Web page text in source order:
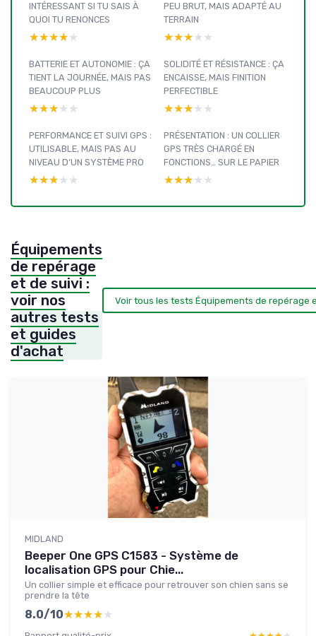
INTÉRESSANT SI TU SAIS À
QUOI TU RENONCES
★★★★★
★★★★★
PEU BRUT, MAIS ADAPTÉ AU
TERRAIN
★★★★★
★★★★★
BATTERIE ET AUTONOMIE : ÇA
TIENT LA JOURNÉE, MAIS PAS
BEAUCOUP PLUS
★★★★★
★★★★★
SOLIDITÉ ET RÉSISTANCE : ÇA
ENCAISSE, MAIS FINITION
PERFECTIBLE
★★★★★
★★★★★
PERFORMANCE ET SUIVI GPS :
UTILISABLE, MAIS PAS AU
NIVEAU D’UN SYSTÈME PRO
★★★★★
★★★★★
PRÉSENTATION : UN COLLIER
GPS TRÈS CHARGÉ EN
FONCTIONS… SUR LE PAPIER
★★★★★
★★★★★
Équipements
de repérage
et de suivi :
voir nos
autres tests
et guides
d'achat
Voir tous les tests Équipements de repérage
MIDLAND
Beeper One GPS C1583 - Système de
localisation GPS pour Chie...
Un collier simple et efficace pour retrouver son chien sans se
prendre la tête
8.0/10★★★★★
★★★★★